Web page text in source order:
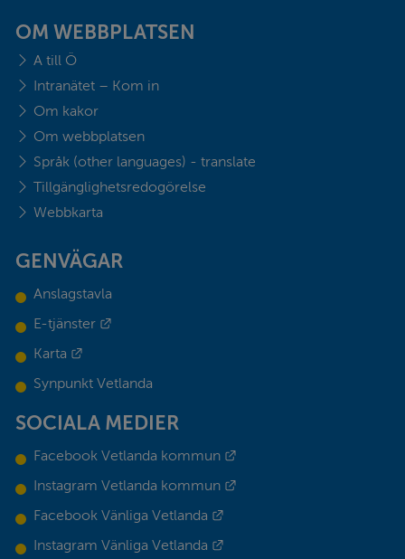
OM WEBBPLATSEN
A till Ö
Intranätet – Kom in
Om kakor
Om webbplatsen
Språk (other languages) - translate
Tillgänglighetsredogörelse
Webbkarta
GENVÄGAR
Anslagstavla
E-tjänster
Karta
Synpunkt Vetlanda
SOCIALA MEDIER
Facebook Vetlanda kommun
Instagram Vetlanda kommun
Facebook Vänliga Vetlanda
Instagram Vänliga Vetlanda